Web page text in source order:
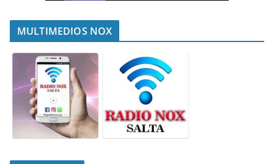
MULTIMEDIOS NOX